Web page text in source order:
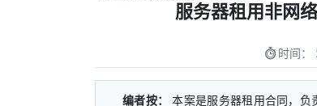
服务器租用非网
时间：
编者按：
本案是服务器租用合同，负